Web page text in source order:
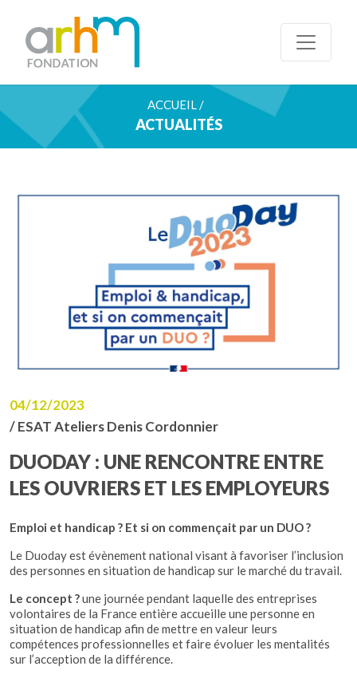
ACCUEIL /
ACTUALITÉS
04/12/2023
/ ESAT Ateliers Denis Cordonnier
DUODAY : UNE RENCONTRE ENTRE
LES OUVRIERS ET LES EMPLOYEURS
Emploi et handicap ? Et si on commençait par un DUO ?
Le Duoday est évènement national visant à favoriser l’inclusion
des personnes en situation de handicap sur le marché du travail.
Le concept ?une journée pendant laquelle des entreprises
volontaires de la France entière accueille une personne en
situation de handicap afin de mettre en valeur leurs
compétences professionnelles et faire évoluer les mentalités
sur l’acception de la différence.